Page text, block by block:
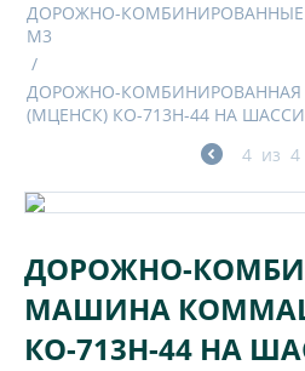
ДОРОЖНО-
М3
/
ДОРОЖНО-
(МЦЕНСК) КО-713Н-44 НА ШАССИ
4 из 4
ДОРОЖНО-
МАШИНА
КО-713Н-44 НА